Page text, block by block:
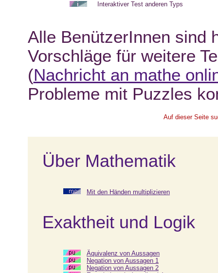
Interaktiver Test anderen Typs
Alle BenützerInnen sind
Vorschläge für weitere
(Nachricht an mathe
Probleme mit Puzzles
Auf dieser Seite
Über Mathematik
Mit den Händen multiplizieren
Exaktheit und Logik
Äquivalenz von Aussagen
Negation von Aussagen 1
Negation von Aussagen 2